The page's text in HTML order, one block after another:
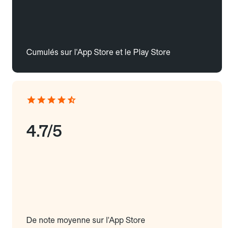
Cumulés sur l'App Store et le Play Store
4.7/5
De note moyenne sur l'App Store